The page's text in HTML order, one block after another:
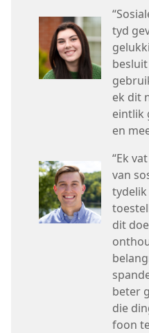
tyd
ek dit
eintlik
en
“Ek
van
dit
beter
die
foon